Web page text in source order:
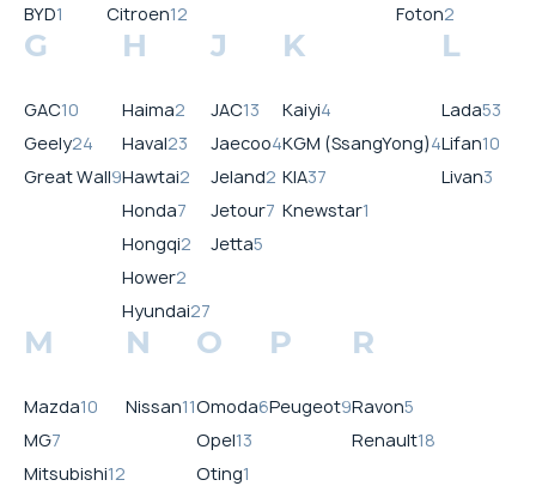
BYD1
Citroen12
Foton2
G
GAC10
Geely24
Great Wall9
H
Haima2
Haval23
Hawtai2
Honda7
Hongqi2
Hower2
Hyundai27
J
JAC13
Jaecoo4
Jeland2
Jetour7
Jetta5
K
Kaiyi4
KGM (SsangYong)4
KIA37
Knewstar1
L
Lada53
Lifan10
Livan3
M
Mazda10
MG7
Mitsubishi12
N
Nissan11
O
Omoda6
Opel13
Oting1
P
Peugeot9
R
Ravon5
Renault18